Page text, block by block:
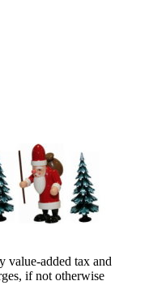
value-added tax and
if not otherwise